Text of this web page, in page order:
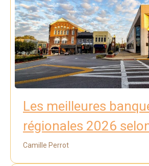
Les meilleures
régionales 2026
Camille Perrot